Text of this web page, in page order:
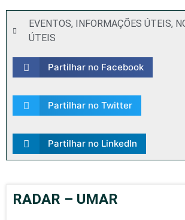
EVENTOS, INFORMAÇÕES ÚTEIS,
ÚTEIS
Partilhar no Facebook
Partilhar no Twitter
Partilhar no LinkedIn
RADAR – UMAR